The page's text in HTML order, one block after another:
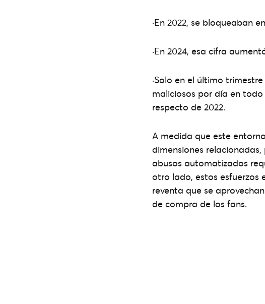
·En 2022, se bloqueaban
·En 2024, esa cifra
·Solo en el último
maliciosos por día en
respecto de 2022.
A medida que este
dimensiones
abusos automatizados
otro lado, estos esfuerzos
reventa que se
de compra de los fans.